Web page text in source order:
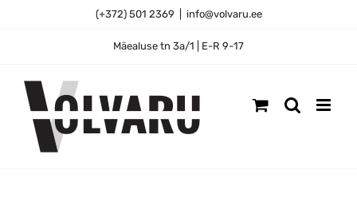
(+372) 501 2369 info@volvaru.ee
Mäealuse tn 3a/1 | E-R 9-17